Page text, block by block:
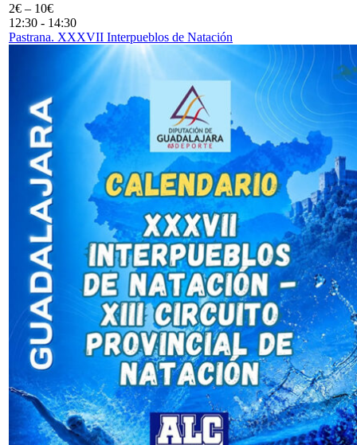
2€ – 10€
12:30 - 14:30
Pastrana. XXXVII Interpueblos de Natación